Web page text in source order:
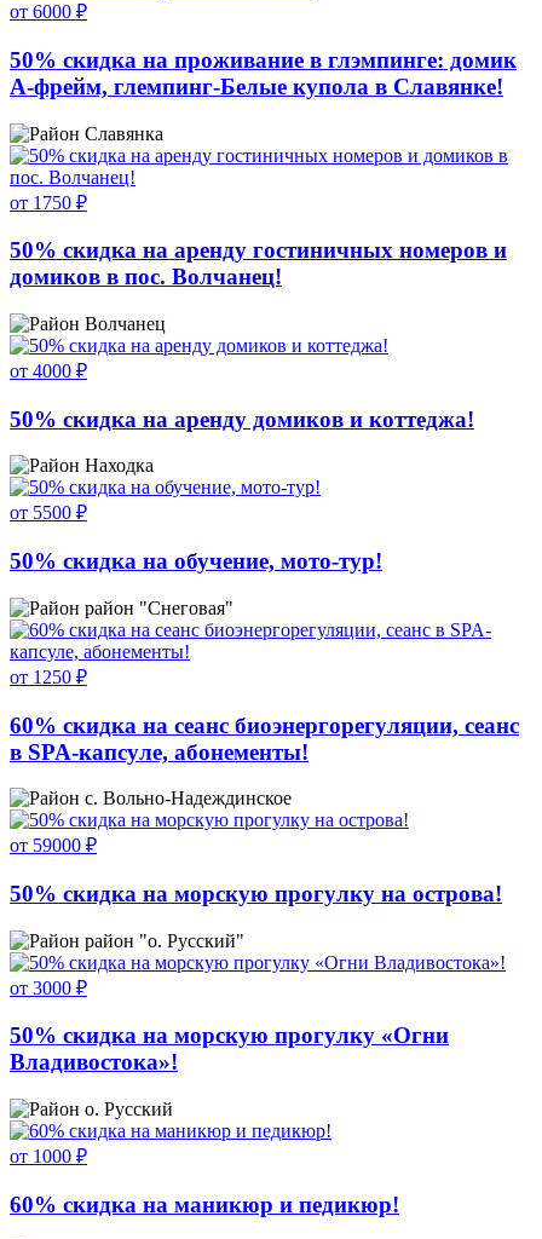
от 6000 ₽
50% скидка на проживание в глэмпинге: домик
А-фрейм, глемпинг-Белые купола в Славянке!
Славянка
от 1750 ₽
50% скидка на аренду гостиничных номеров и
домиков в пос. Волчанец!
Волчанец
от 4000 ₽
50% скидка на аренду домиков и коттеджа!
Находка
от 5500 ₽
50% скидка на обучение, мото-тур!
район "Снеговая"
от 1250 ₽
60% скидка на сеанс биоэнергорегуляции, сеанс
в SPA-капсуле, абонементы!
с. Вольно-Надеждинское
от 59000 ₽
50% скидка на морскую прогулку на острова!
район "о. Русский"
от 3000 ₽
50% скидка на морскую прогулку «Огни
Владивостока»!
о. Русский
от 1000 ₽
60% скидка на маникюр и педикюр!